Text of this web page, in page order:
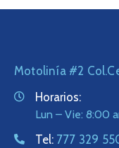
Motolinía #2
Horarios:
Lun – Vie: 8:00
Tel: 777 329